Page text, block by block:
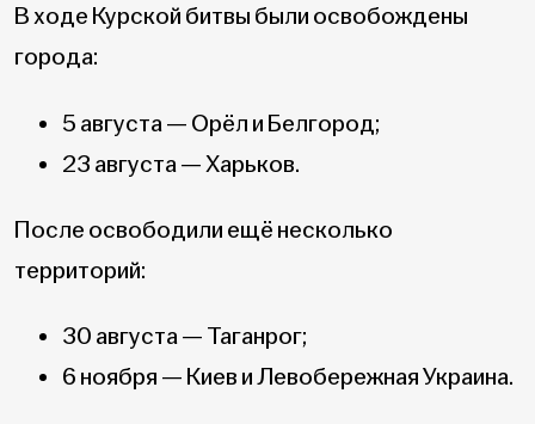
В ходе Курской битвы были освобождены
города:
5 августа — Орёл и Белгород;
23 августа — Харьков.
После освободили ещё несколько
территорий:
30 августа — Таганрог;
6 ноября — Киев и Левобережная Украина.